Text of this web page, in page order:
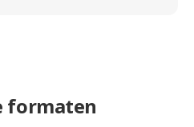
formaten